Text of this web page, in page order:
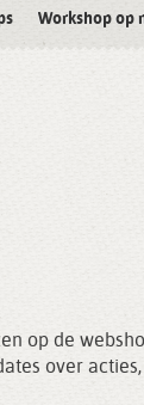
Workshop op
op de
over